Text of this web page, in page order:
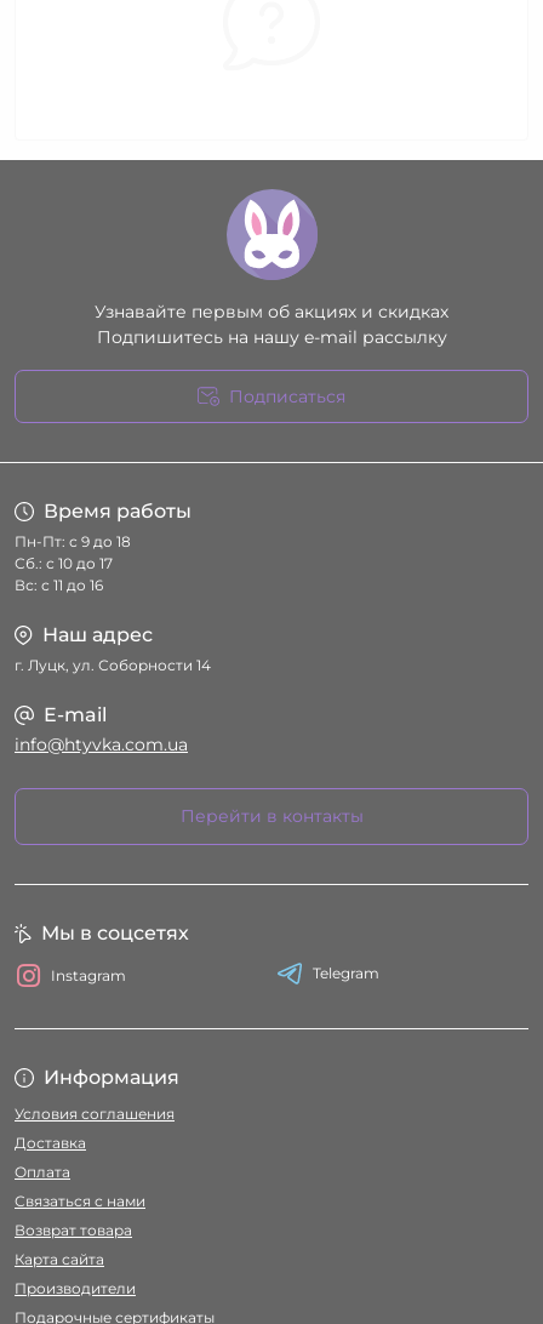
Узнавайте первым об акциях и скидках
Подпишитесь на нашу e-mail рассылку
Подписаться
Время работы
Пн-Пт: с 9 до 18
Сб.: с 10 до 17
Вс: с 11 до 16
Наш адрес
г. Луцк, ул. Соборности 14
E-mail
info@htyvka.com.ua
Перейти в контакты
Информация
Условия соглашения
Доставка
Оплата
Связаться с нами
Возврат товара
Карта сайта
Производители
Подарочные сертификаты
Мы в соцсетях
Instagram Telegram